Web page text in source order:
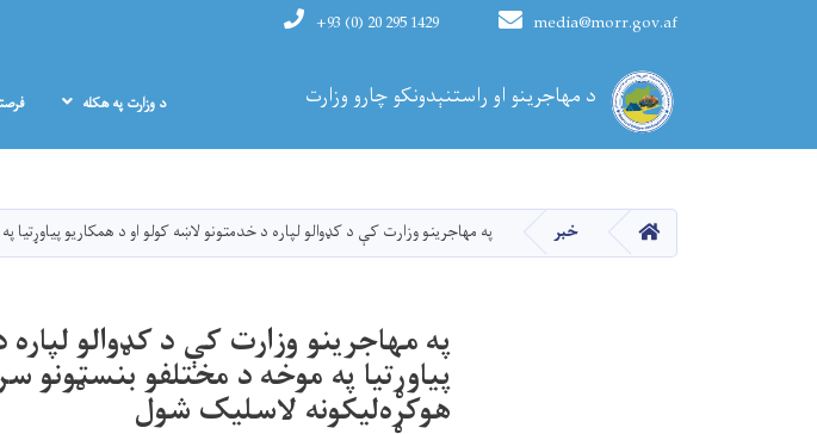
د مهاجرینو او راستنېدونکو چارو وزارت
media@morr.gov.af
+93 (0) 20 295 1429
Main navigation
د وزارت په هکله
کورپاڼه خبر په مهاجرینو وزارت کې د کډوالو لپاره د خدمتونو لاښه کولو او د همکاریو پیاوړتیا په موخه د مختلفو بنسټونو سره د ۵
په مهاجرینو وزارت کې د کډوالو
هوکړه‌لیکونه لاسلیک شول